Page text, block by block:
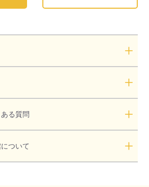
る質問
ついて